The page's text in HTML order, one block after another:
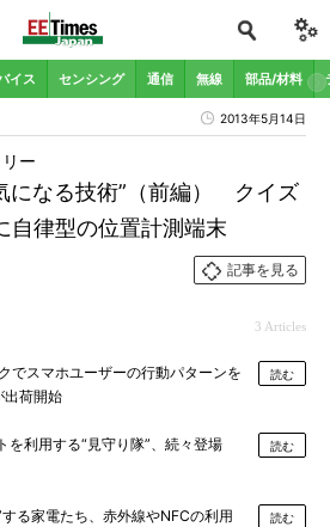
イス センシング 通信 無線 部品/材料
2013年5月14日
になる技術”（前編） クイズ
自律型の位置計測端末
ー
記事を見る
3 Articles
でスマホユーザーの行動パターンを
出荷開始
読む
を利用する“見守り隊”、続々登場 読む
する家電たち、赤外線やNFCの利用
読む